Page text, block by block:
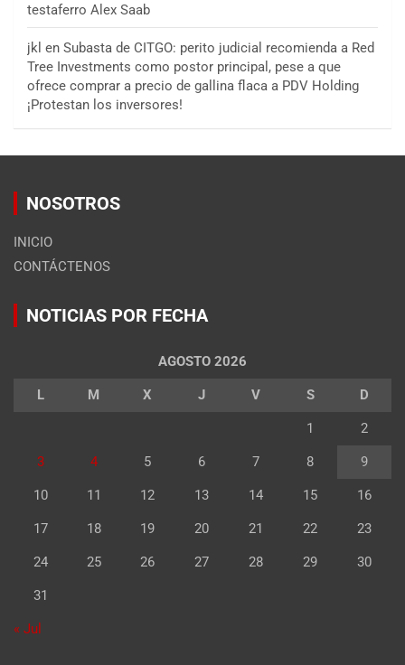
testaferro Alex Saab
jkl en Subasta de CITGO: perito judicial recomienda a Red
Tree Investments como postor principal, pese a que
ofrece comprar a precio de gallina flaca a PDV Holding
¡Protestan los inversores!
NOSOTROS
INICIO
CONTÁCTENOS
NOTICIAS POR FECHA
AGOSTO 2026
L M X J V S D
1 2
3 4 5 6 7 8 9
10 11 12 13 14 15 16
17 18 19 20 21 22 23
24 25 26 27 28 29 30
31
« Jul